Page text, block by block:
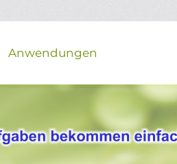
Anwendungen